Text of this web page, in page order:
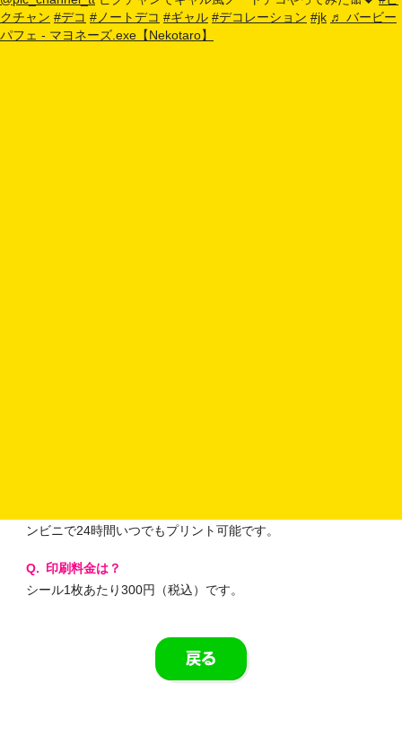
クチャン #デコ #ノートデコ #ギャル #デコレーション #jk ♬ バービー
パフェ - マヨネーズ.exe【Nekotaro】
ンビニで24時間いつでもプリント可能です。
印刷料金は？
シール1枚あたり300円（税込）です。
戻る